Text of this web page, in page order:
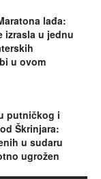
lađa:
izrasla u jednu
u ovom
putničkog i
Škrinjara:
u sudaru
ugrožen